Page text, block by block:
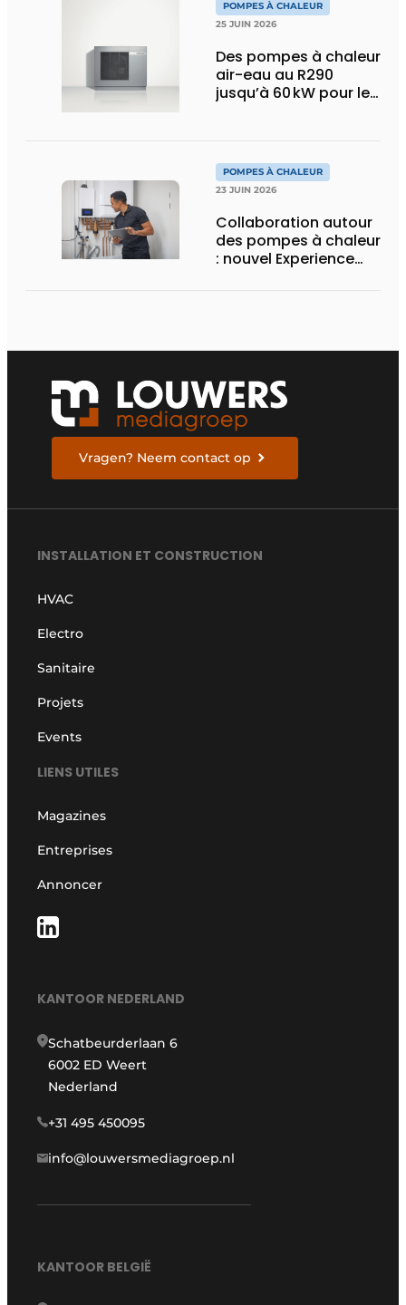
POMPES À CHALEUR
25 JUIN 2026
Des pompes à chaleur
air-eau au R290
jusqu’à 60 kW pour le
POMPES À CHALEUR
23 JUIN 2026
Collaboration autour
des pompes à chaleur
: nouvel Experience
Vragen? Neem contact op
INSTALLATION ET CONSTRUCTION
HVAC
Electro
Sanitaire
Projets
Events
LIENS UTILES
Magazines
Entreprises
Annoncer
KANTOOR NEDERLAND
Schatbeurderlaan 6
6002 ED Weert
Nederland
+31 495 450095
info@louwersmediagroep.nl
KANTOOR BELGIË